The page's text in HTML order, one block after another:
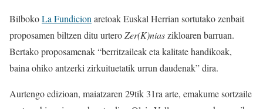
BilbokoLa Fundicionaretoak Euskal Herrian sortutako zenbait
proposamen biltzen ditu urteroZer(K)niaszikloaren barruan.
Bertako proposamenak “berritzaileak eta kalitate handikoak,
baina ohiko antzerki zirkuituetatik urrun daudenak” dira.
Aurtengo edizioan, maiatzaren 29tik 31ra arte, emakume sortzaile